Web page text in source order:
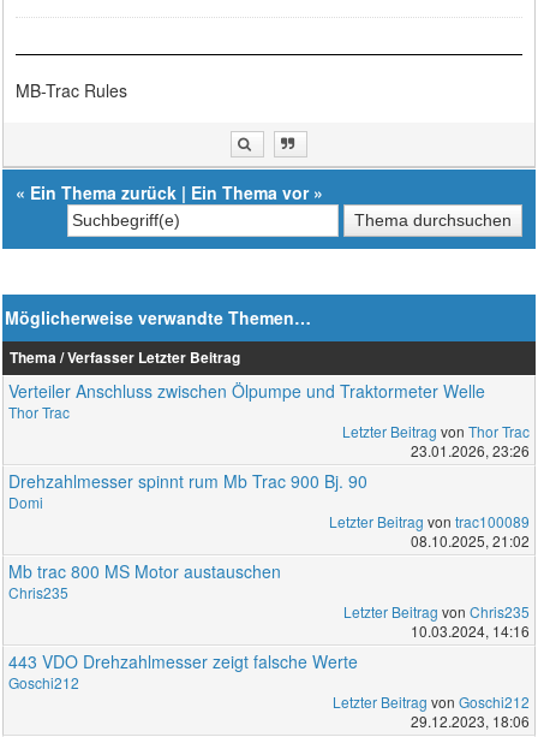
MB-Trac Rules
« Ein Thema zurück | Ein Thema vor»
Möglicherweise verwandte Themen…
Thema / Verfasser Letzter Beitrag
Verteiler Anschluss zwischen Ölpumpe und Traktormeter Welle
Thor Trac
Letzter Beitrag von Thor Trac
23.01.2026, 23:26
Drehzahlmesser spinnt rum Mb Trac 900 Bj. 90
Domi
Letzter Beitrag von trac100089
08.10.2025, 21:02
Mb trac 800 MS Motor austauschen
Chris235
Letzter Beitrag von Chris235
10.03.2024, 14:16
443 VDO Drehzahlmesser zeigt falsche Werte
Goschi212
Letzter Beitrag von Goschi212
29.12.2023, 18:06